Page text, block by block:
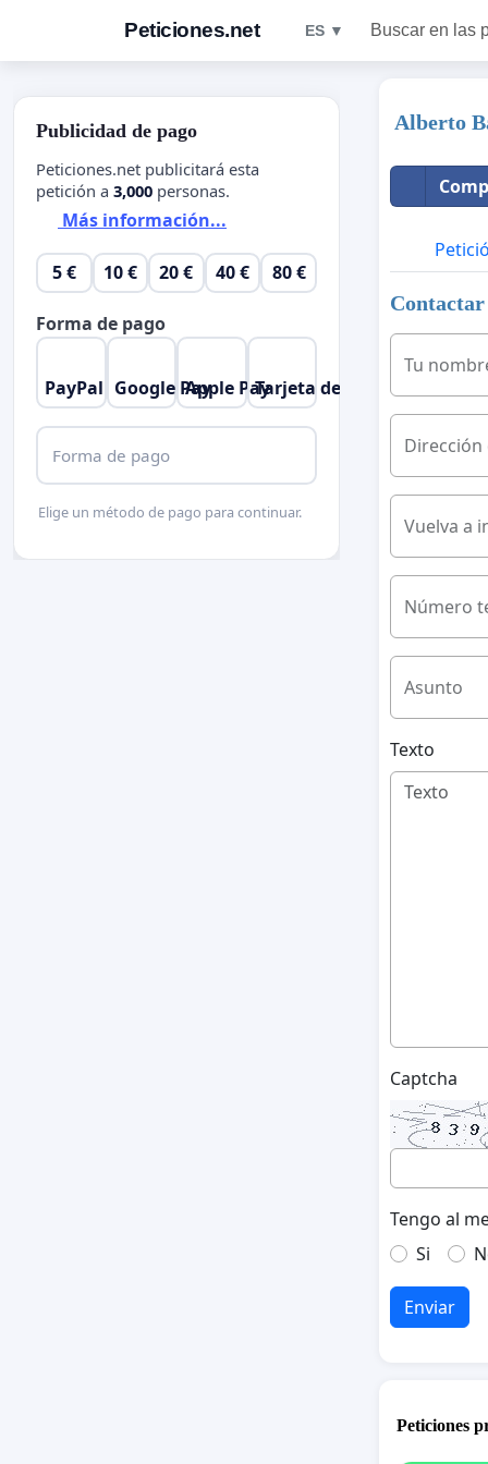
Peticiones.net ES ▼ Buscar en las
Alberto
Tu
Vuelva a
Número
Asunto
Texto
Captcha
Tengo al
Si
Enviar
Peticiones
Publicidad de pago
Peticiones.net publicitará esta
petición a 3,000 personas.
Más información...
5 € 10 € 20 € 40 € 80 €
Forma de pago
PayPal Google PayApple PayTarjeta de crédito
Forma de pago
Elige un método de pago para continuar.